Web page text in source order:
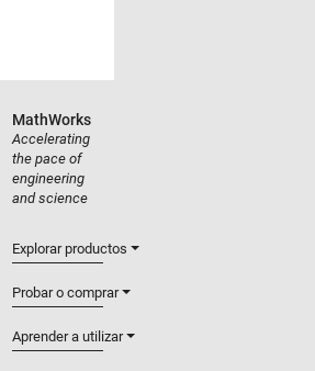
MathWorks
Accelerating
the pace of
engineering
and science
Explorar productos
Probar o comprar
Aprender a utilizar